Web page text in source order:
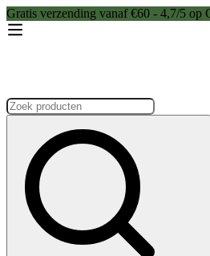
Gratis verzending vanaf €60 - 4,7/5 op
Zoeken: